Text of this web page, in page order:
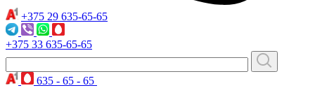
+375 29 635-65-65
+375 33 635-65-65
635 - 65 - 65